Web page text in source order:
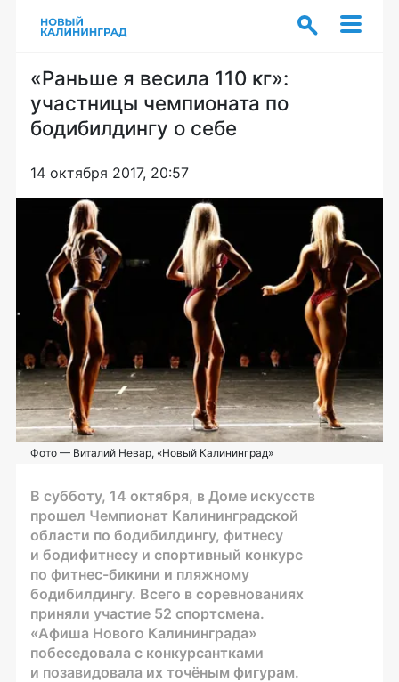
«Раньше я весила 110 кг»:
участницы чемпионата по
бодибилдингу о себе
14 октября 2017, 20:57
Фото — Виталий Невар, «Новый Калининград»
В субботу, 14 октября, в Доме искусств
прошел Чемпионат Калининградской
области по бодибилдингу, фитнесу
и бодифитнесу и спортивный конкурс
по фитнес-бикини и пляжному
бодибилдингу. Всего в соревнованиях
приняли участие 52 спортсмена.
«Афиша Нового Калининграда»
побеседовала с конкурсантками
и позавидовала их точёным фигурам.